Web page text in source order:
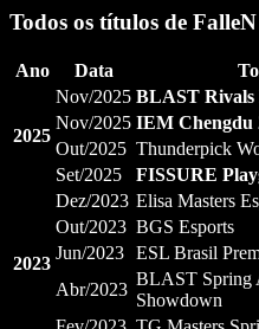
Todos os títulos de
Ano Data
2025
Nov/2025 BLAST Rivals
Nov/2025 IEM Chengdu
Out/2025 Thunderpick
Set/2025
FISSURE
2023
Dez/2023 Elisa Masters
Out/2023 BGS Esports
Jun/2023 ESL Brasil
Abr/2023
BLAST Spring
Showdown